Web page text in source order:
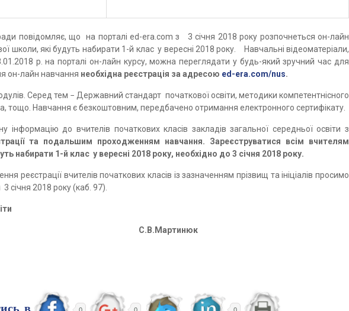
ради повідомляє, що на порталі ed-era.com з 3 січня 2018 року розпочнеться он-лайн
школи, які будуть набирати 1-й клас у вересні 2018 року.
Навчальні відеоматеріали,
р. на порталі он-лайн курсу, можна переглядати у будь-який зручний час для
он-лайн навчання необхідна реєстрація за адресою ed-era.com/nus.
Серед тем − Державний стандарт початкової освіти, методики компетентнісного
тощо. Навчання є безкоштовним, передбачено отримання електронного сертифікату.
інформацію до вчителів початкових класів закладів загальної середньої освіти з
та подальшим проходженням навчання. Зареєструватися
всім вчителям
набирати 1-й клас у вересні 2018 року, необхідно до 3 січня 2018 року.
реєстрації вчителів початкових класів із зазначенням прізвищ та ініціалів просимо
січня 2018 року (каб. 97).
ради С.В.Мартинюк